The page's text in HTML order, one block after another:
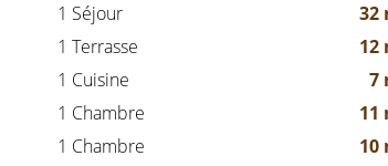
1 Séjour
32
1 Terrasse
12
1 Cuisine
7
1 Chambre
11
1 Chambre
10